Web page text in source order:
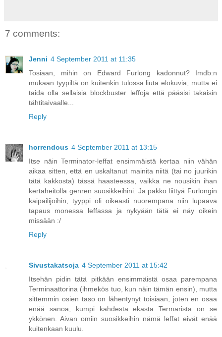
7 comments:
Jenni 4 September 2011 at 11:35
Tosiaan, mihin on Edward Furlong kadonnut? Imdb:n
mukaan tyypiltä on kuitenkin tulossa liuta elokuvia, mutta ei
taida olla sellaisia blockbuster leffoja että pääsisi takaisin
tähtitaivaalle...
Reply
horrendous 4 September 2011 at 13:15
Itse näin Terminator-leffat ensimmäistä kertaa niin vähän
aikaa sitten, että en uskaltanut mainita niitä (tai no juurikin
tätä kakkosta) tässä haasteessa, vaikka ne nousikin ihan
kertaheitolla genren suosikkeihini. Ja pakko liittyä Furlongin
kaipailijoihin, tyyppi oli oikeasti nuorempana niin lupaava
tapaus monessa leffassa ja nykyään tätä ei näy oikein
missään :/
Reply
Sivustakatsoja 4 September 2011 at 15:42
Itsehän pidin tätä pitkään ensimmäistä osaa parempana
Terminaattorina (ihmekös tuo, kun näin tämän ensin), mutta
sittemmin osien taso on lähentynyt toisiaan, joten en osaa
enää sanoa, kumpi kahdesta ekasta Termarista on se
ykkönen. Aivan omiin suosikkeihin nämä leffat eivät enää
kuitenkaan kuulu.